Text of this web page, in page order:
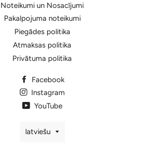
Noteikumi un Nosacījumi
Pakalpojuma noteikumi
Piegādes politika
Atmaksas politika
Privātuma politika
Facebook
Instagram
YouTube
Valoda
latviešu